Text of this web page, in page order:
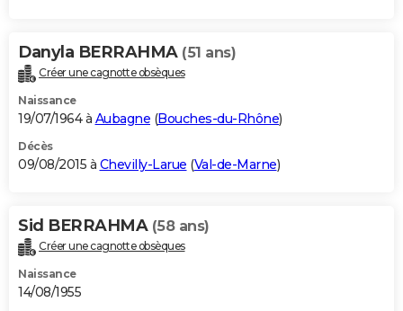
Danyla BERRAHMA (51 ans)
Créer une cagnotte obsèques
Naissance
19/07/1964 à Aubagne (Bouches-du-Rhône)
Décès
09/08/2015 à Chevilly-Larue (Val-de-Marne)
Sid BERRAHMA (58 ans)
Créer une cagnotte obsèques
Naissance
14/08/1955